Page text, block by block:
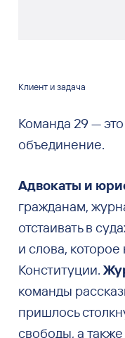
Клиент и задача
Команда 29 —
объединение.
Адвокаты и
гражданам,
отстаивать в
и слова, которое
Конституции.
команды
пришлось
свободы, а